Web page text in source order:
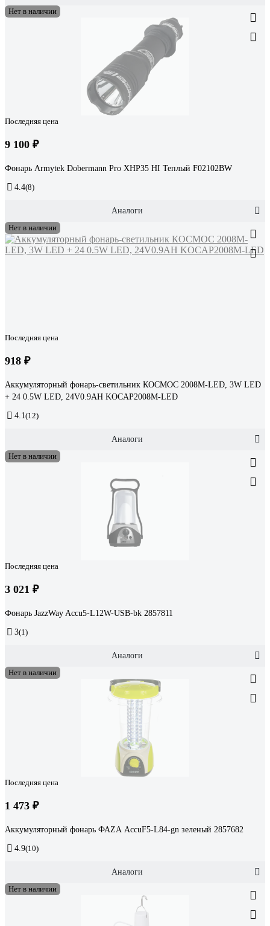
Нет в наличии
Последняя цена
9 100 ₽
Фонарь Armytek Dobermann Pro XHP35 HI Теплый F02102BW
4.4(8)
Аналоги
Нет в наличии
Последняя цена
918 ₽
Аккумуляторный фонарь-светильник КОСМОС 2008M-LED, 3W LED
+ 24 0.5W LED, 24V0.9AH KOCAP2008M-LED
4.1(12)
Аналоги
Нет в наличии
Последняя цена
3 021 ₽
Фонарь JazzWay Accu5-L12W-USB-bk 2857811
3(1)
Аналоги
Нет в наличии
Последняя цена
1 473 ₽
Аккумуляторный фонарь ФАZА AccuF5-L84-gn зеленый 2857682
4.9(10)
Аналоги
Нет в наличии